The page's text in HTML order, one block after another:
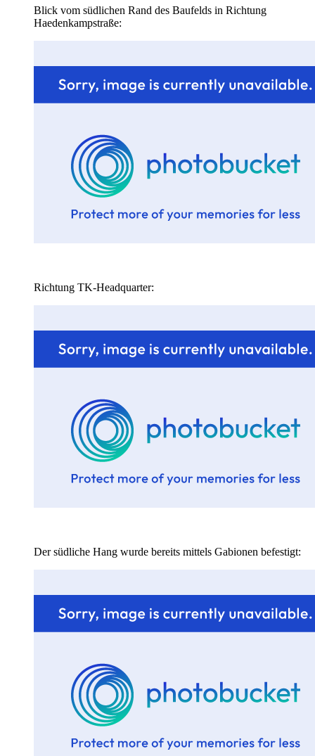
Blick vom südlichen Rand des Baufelds in Richtung
Haedenkampstraße:
Richtung TK-Headquarter:
Der südliche Hang wurde bereits mittels Gabionen befestigt: